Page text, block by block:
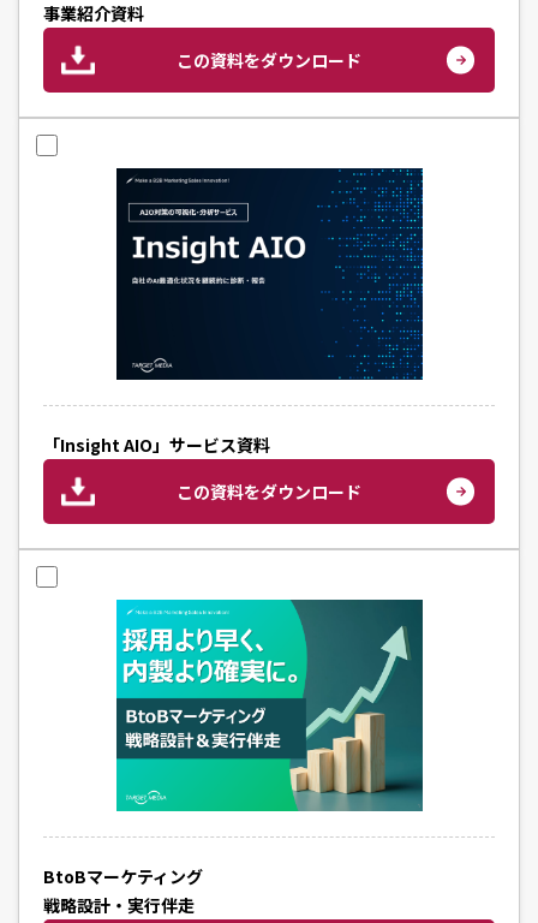
事業紹介資料
この資料をダウンロード
「Insight AIO」サービス資料
この資料をダウンロード
BtoBマーケティング
戦略設計・実行伴走